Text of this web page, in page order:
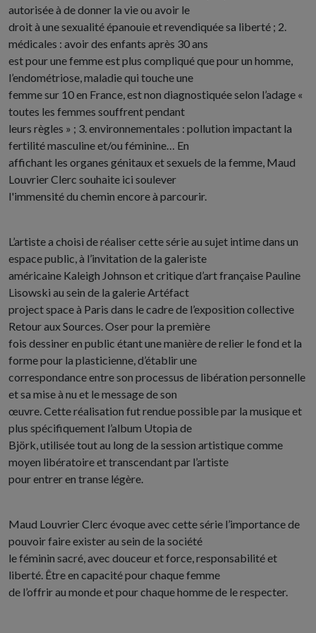
autorisée à de donner la vie ou avoir le
droit à une sexualité épanouie et revendiquée sa liberté ; 2.
médicales : avoir des enfants après 30 ans
est pour une femme est plus compliqué que pour un homme,
l’endométriose, maladie qui touche une
femme sur 10 en France, est non diagnostiquée selon l’adage «
toutes les femmes souffrent pendant
leurs règles » ; 3. environnementales : pollution impactant la
fertilité masculine et/ou féminine… En
affichant les organes génitaux et sexuels de la femme, Maud
Louvrier Clerc souhaite ici soulever
l'immensité du chemin encore à parcourir.
L’artiste a choisi de réaliser cette série au sujet intime dans un
espace public, à l’invitation de la galeriste
américaine Kaleigh Johnson et critique d’art française Pauline
Lisowski au sein de la galerie Artéfact
project space à Paris dans le cadre de l’exposition collective
Retour aux Sources. Oser pour la première
fois dessiner en public étant une manière de relier le fond et la
forme pour la plasticienne, d’établir une
correspondance entre son processus de libération personnelle
et sa mise à nu et le message de son
œuvre. Cette réalisation fut rendue possible par la musique et
plus spécifiquement l’album Utopia de
Björk, utilisée tout au long de la session artistique comme
moyen libératoire et transcendant par l’artiste
pour entrer en transe légère.
Maud Louvrier Clerc évoque avec cette série l’importance de
pouvoir faire exister au sein de la société
le féminin sacré, avec douceur et force, responsabilité et
liberté. Être en capacité pour chaque femme
de l’offrir au monde et pour chaque homme de le respecter.